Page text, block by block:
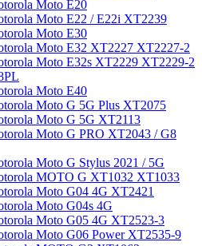
Moto E20
Moto E22 / E22i XT2239
Moto E30
Moto E32 XT2227 XT2227-2
Moto E32s XT2229 XT2229-2
Moto E40
Moto G 5G Plus XT2075
Moto G 5G XT2113
Moto G PRO XT2043 / G8
Moto G Stylus 2021 / 5G
MOTO G XT1032 XT1033
Moto G04 4G XT2421
Moto G04s 4G
Moto G05 4G XT2523-3
Moto G06 Power XT2535-9